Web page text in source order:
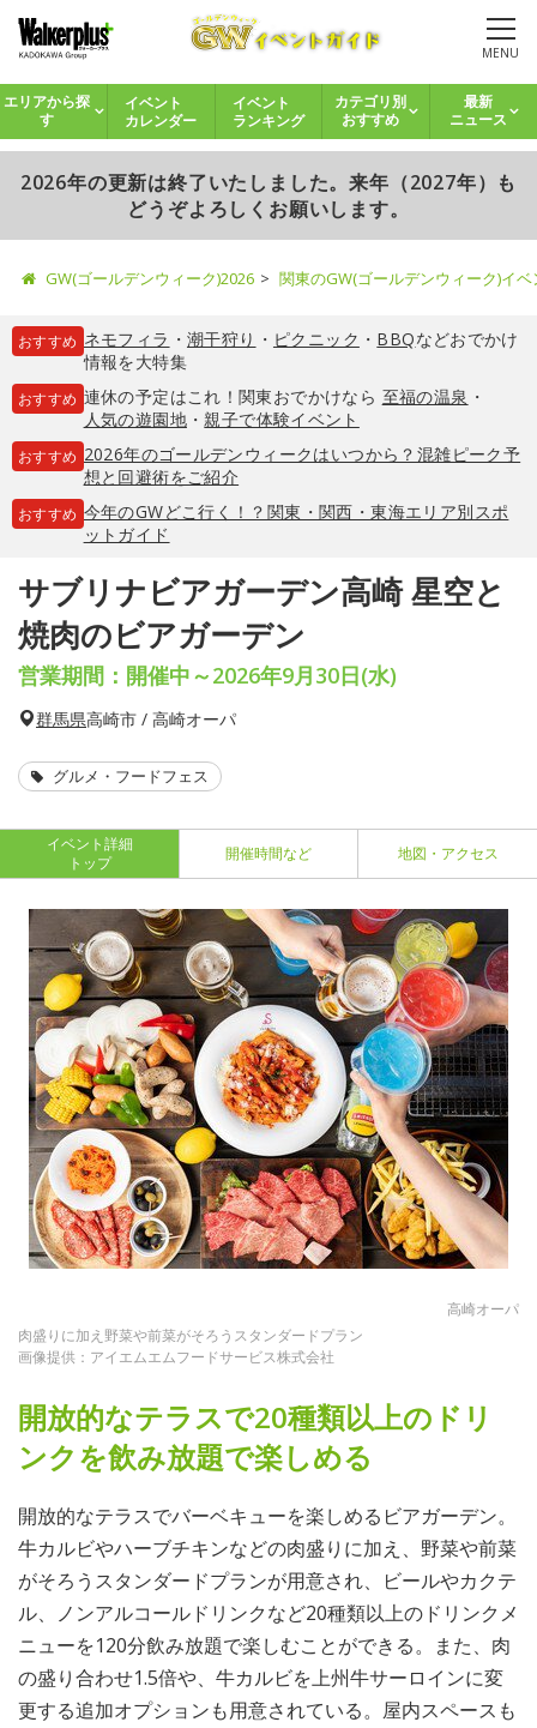
MENU
エリアから探
す
イベント
カレンダー
イベント
ランキング
カテゴリ別
おすすめ
最新
ニュース
2026年の更新は終了いたしました。来年（2027年）も
どうぞよろしくお願いします。
GW(ゴールデンウィーク)2026 関東のGW(ゴールデンウィーク)イ
おすすめ ネモフィラ ・ 潮干狩り ・ ピクニック ・ BBQなどおでかけ
情報を大特集
おすすめ 連休の予定はこれ！関東おでかけなら 至福の温泉 ・
人気の遊園地・親子で体験イベント
おすすめ 2026年のゴールデンウィークはいつから？混雑ピーク予
想と回避術をご紹介
おすすめ 今年のGWどこ行く！？関東・関西・東海エリア別スポ
ットガイド
サブリナビアガーデン高崎 星空と
焼肉のビアガーデン
営業期間：開催中～2026年9月30日(水)
群馬県高崎市 / 高崎オーパ
グルメ・フードフェス
イベント詳細
トップ
開催時間など 地図・アクセス
高崎オーパ
肉盛りに加え野菜や前菜がそろうスタンダードプラン
画像提供：アイエムエムフードサービス株式会社
開放的なテラスで20種類以上のドリ
ンクを飲み放題で楽しめる
開放的なテラスでバーベキューを楽しめるビアガーデン。
牛カルビやハーブチキンなどの肉盛りに加え、野菜や前菜
がそろうスタンダードプランが用意され、ビールやカクテ
ル、ノンアルコールドリンクなど20種類以上のドリンクメ
ニューを120分飲み放題で楽しむことができる。また、肉
の盛り合わせ1.5倍や、牛カルビを上州牛サーロインに変
更する追加オプションも用意されている。屋内スペースも